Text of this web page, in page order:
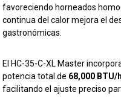
favoreciendo horneados
continua del calor mejora el
gastronómicas.
El HC-35-C-XL Master
potencia total de 68,000 BTU/h
facilitando el ajuste preciso